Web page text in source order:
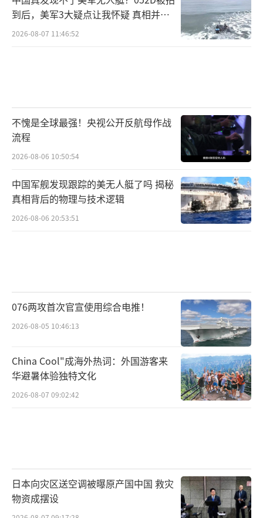
到后，美军3大疑点让我怀疑 真相并非
如此
2026-08-07 11:46:52
不愧是全球最强！央视公开反航母作战
流程
2026-08-06 10:50:54
中国军舰发现跟踪的美无人艇了吗 揭秘
真相背后的物理与技术逻辑
2026-08-06 20:53:51
076两攻首次官宣使用综合电推！
2026-08-05 10:46:13
China Cool"成海外热词：外国游客来
华避暑体验独特文化
2026-08-07 09:02:42
日本向灾区送空调被曝原产国中国 救灾
物资成摆设